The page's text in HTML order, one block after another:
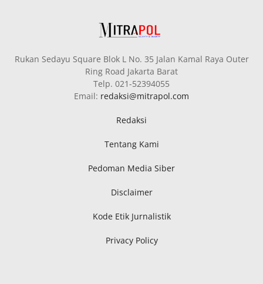
Rukan Sedayu Square Blok L No. 35 Jalan Kamal Raya Outer
Ring Road Jakarta Barat
Telp. 021-52394055
Email: redaksi@mitrapol.com
Redaksi
Tentang Kami
Pedoman Media Siber
Disclaimer
Kode Etik Jurnalistik
Privacy Policy